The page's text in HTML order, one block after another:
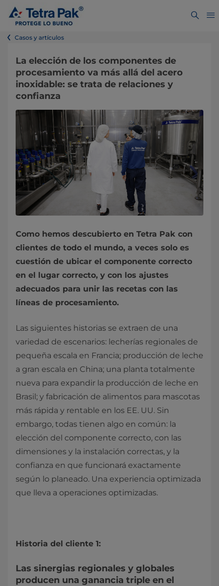
Casos y artículos
La elección de los componentes de
procesamiento va más allá del acero
inoxidable: se trata de relaciones y
confianza
Como hemos descubierto en Tetra Pak con
clientes de todo el mundo, a veces solo es
cuestión de ubicar el componente correcto
en el lugar correcto, y con los ajustes
adecuados para unir las recetas con las
líneas de procesamiento.
Las siguientes historias se extraen de una
variedad de escenarios: lecherías regionales de
pequeña escala en Francia; producción de leche
a gran escala en China; una planta totalmente
nueva para expandir la producción de leche en
Brasil; y fabricación de alimentos para mascotas
más rápida y rentable en los EE. UU. Sin
embargo, todas tienen algo en común: la
elección del componente correcto, con las
dimensiones y la instalación correctas, y la
confianza en que funcionará exactamente
según lo planeado. Una experiencia optimizada
que lleva a operaciones optimizadas.
Historia del cliente 1:
Las sinergias regionales y globales
producen una ganancia triple en el